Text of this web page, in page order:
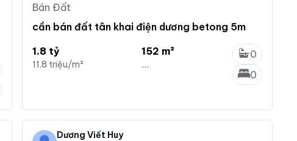
Bán Đất
cần bán đất tân khai điện dương betong 5m
1.8 tỷ
11.8 triệu/m²
152 m²
...
0
0
Dương Viết Huy